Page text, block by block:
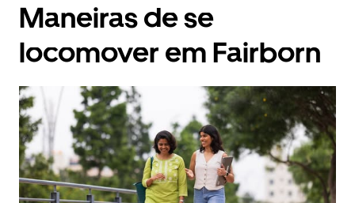
Maneiras de se
locomover em Fairborn